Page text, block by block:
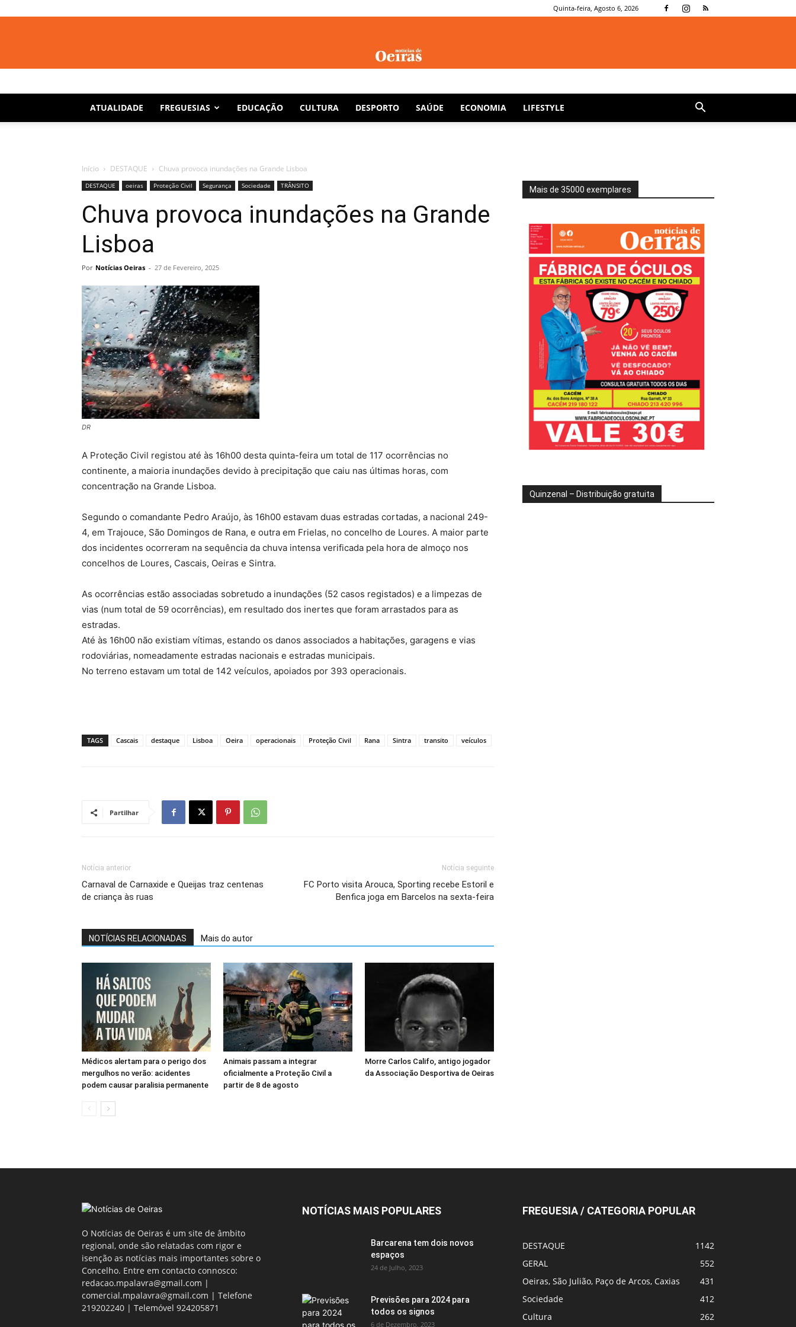
Quinta-feira, Agosto 6, 2026
Notícias
ATUALIDADE FREGUESIAS EDUCAÇÃO CULTURA DESPORTO SAÚDE ECONOMIA LIFESTYLE
Início DESTAQUE Chuva provoca inundações na Grande Lisboa
DESTAQUE oeiras Proteção Civil Segurança Sociedade TRÂNSITO
Chuva provoca inundações na Grande
Lisboa
Por Notícias Oeiras - 27 de Fevereiro, 2025
DR
A Proteção Civil registou até às 16h00 desta quinta-feira um total de 117 ocorrências no
continente, a maioria inundações devido à precipitação que caiu nas últimas horas, com
concentração na Grande Lisboa.
Segundo o comandante Pedro Araújo, às 16h00 estavam duas estradas cortadas, a nacional 249-
4, em Trajouce, São Domingos de Rana, e outra em Frielas, no concelho de Loures. A maior parte
dos incidentes ocorreram na sequência da chuva intensa verificada pela hora de almoço nos
concelhos de Loures, Cascais, Oeiras e Sintra.
As ocorrências estão associadas sobretudo a inundações (52 casos registados) e a limpezas de
vias (num total de 59 ocorrências), em resultado dos inertes que foram arrastados para as
estradas.
Até às 16h00 não existiam vítimas, estando os danos associados a habitações, garagens e vias
rodoviárias, nomeadamente estradas nacionais e estradas municipais.
No terreno estavam um total de 142 veículos, apoiados por 393 operacionais.
TAGS Cascais destaque Lisboa Oeira operacionais Proteção Civil Rana Sintra transito veículos
Partilhar
Notícia anterior
Carnaval de Carnaxide e Queijas traz centenas
de criança às ruas
Notícia seguinte
FC Porto visita Arouca, Sporting recebe Estoril e
Benfica joga em Barcelos na sexta-feira
NOTÍCIAS RELACIONADAS Mais do autor
Médicos alertam para o perigo dos
mergulhos no verão: acidentes
podem causar paralisia permanente
Animais passam a integrar
oficialmente a Proteção Civil a
partir de 8 de agosto
Morre Carlos Califo, antigo jogador
da Associação Desportiva de Oeiras
Mais de 35000 exemplares
Quinzenal – Distribuição gratuita
O Notícias de Oeiras é um site de âmbito
regional, onde são relatadas com rigor e
isenção as notícias mais importantes sobre o
Concelho. Entre em contacto connosco:
redacao.mpalavra@gmail.com |
comercial.mpalavra@gmail.com | Telefone
219202240 | Telemóvel 924205871
NOTÍCIAS MAIS POPULARES
Barcarena tem dois novos
espaços
24 de Julho, 2023
Previsões para 2024 para
todos os signos
6 de Dezembro, 2023
FREGUESIA / CATEGORIA POPULAR
DESTAQUE
1142
GERAL
552
Oeiras, São Julião, Paço de Arcos, Caxias
431
Sociedade
412
Cultura
262